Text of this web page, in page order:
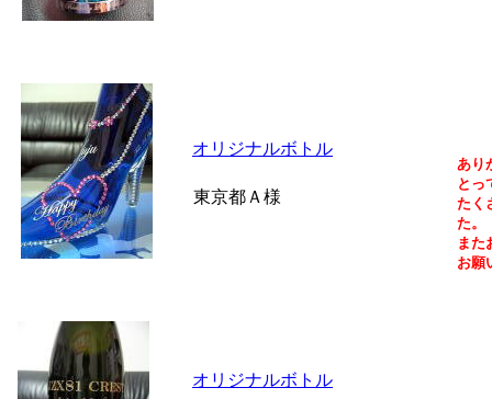
オリジナルボトル
オリジナルボトル
あり
とっ
たく
た。
また
お願
東京都Ａ様